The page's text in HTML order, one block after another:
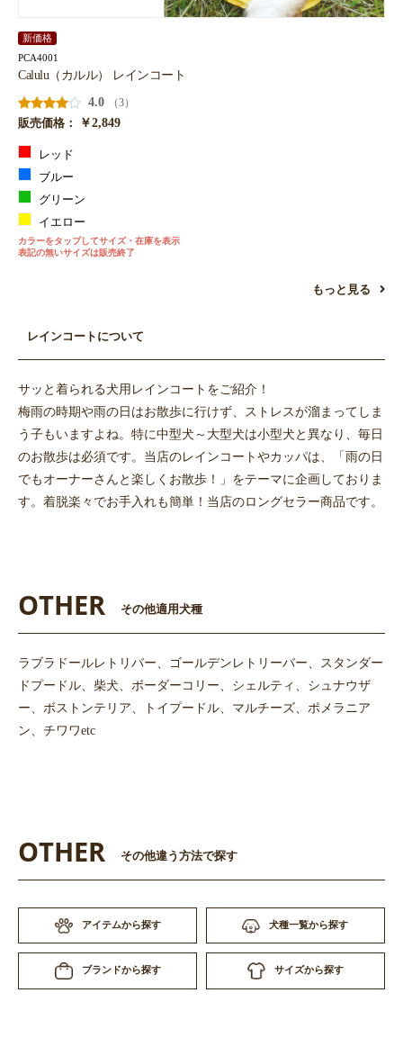
新価格
PCA4001
Calulu（カルル） レインコート
4.0
（3）
販売価格：
￥2,849
レッド
ブルー
グリーン
イエロー
カラーをタップしてサイズ・在庫を表示
表記の無いサイズは販売終了
もっと見る
お買い物を続ける
レインコートについて
サッと着られる犬用レインコートをご紹介！
梅雨の時期や雨の日はお散歩に行けず、ストレスが溜まってしま
う子もいますよね。特に中型犬～大型犬は小型犬と異なり、毎日
のお散歩は必須です。当店のレインコートやカッパは、「雨の日
でもオーナーさんと楽しくお散歩！」をテーマに企画しておりま
す。着脱楽々でお手入れも簡単！当店のロングセラー商品です。
OTHER その他適用犬種
ラブラドールレトリバー、ゴールデンレトリーバー、スタンダー
ドプードル、柴犬、ボーダーコリー、シェルティ、シュナウザ
ー、ボストンテリア、トイプードル、マルチーズ、ポメラニア
ン、チワワetc
OTHER その他違う方法で探す
アイテムから探す 犬種一覧から探す
ブランドから探す サイズから探す